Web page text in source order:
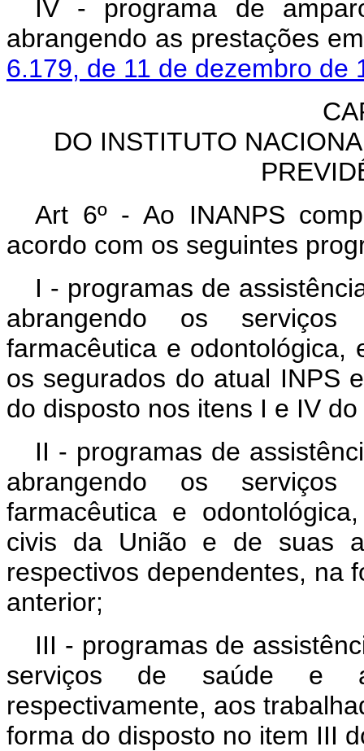
IV - programa de
abrangendo as prestações
6.179, de 11 de dezembro de
DO INSTITUTO
Art 6º - Ao INANPS
acordo com os seguintes
I - programas de
abrangendo os
farmacêutica e odontológica,
os segurados do atual INPS
do disposto nos itens I e IV
II - programas de
abrangendo os
farmacêutica e
civis da União e de suas
respectivos dependentes, na
anterior;
III - programas de
serviços de saúde e a
respectivamente, aos
forma do disposto no item III